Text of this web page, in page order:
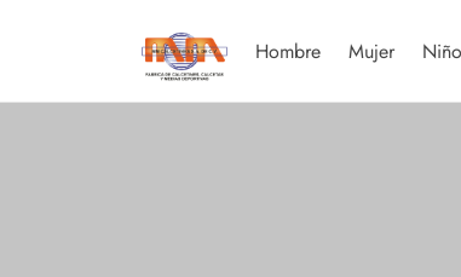
Hombre Mujer